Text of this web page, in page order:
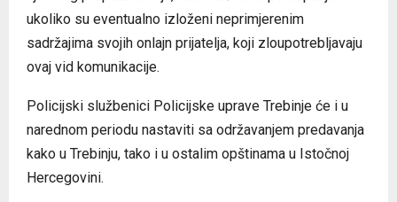
ukoliko su eventualno izloženi neprimjerenim
sadržajima svojih onlajn prijatelja, koji zloupotrebljavaju
ovaj vid komunikacije.
Policijski službenici Policijske uprave Trebinje će i u
narednom periodu nastaviti sa održavanjem predavanja
kako u Trebinju, tako i u ostalim opštinama u Istočnoj
Hercegovini.